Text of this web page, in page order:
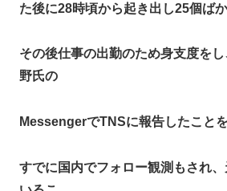
た後に28時頃から起き出し25個ばか
その後仕事の出勤のため身支度を
野氏の
MessengerでTNSに報告したことを
すでに国内でフォロー観測もされ